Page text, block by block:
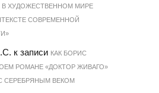
ХУДОЖЕСТВЕННОМ МИРЕ
СОВРЕМЕННОЙ
к записи КАК БОРИС
РОМАНЕ «ДОКТОР ЖИВАГО»
СЕРЕБРЯНЫМ ВЕКОМ